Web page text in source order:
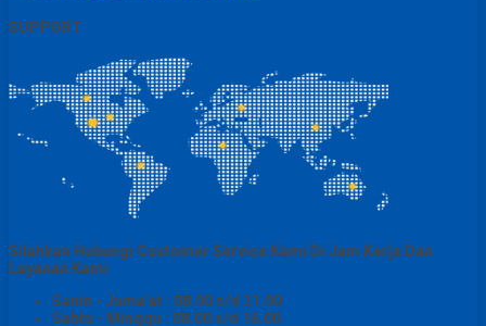
SUPPORT
Silahkan Hubungi Customer Service Kami Di Jam Kerja Dan
Layanan Kami
Senin - Juma'at : 08.00 s/d 21.00
Sabtu - Minggu : 08.00 s/d 16.00